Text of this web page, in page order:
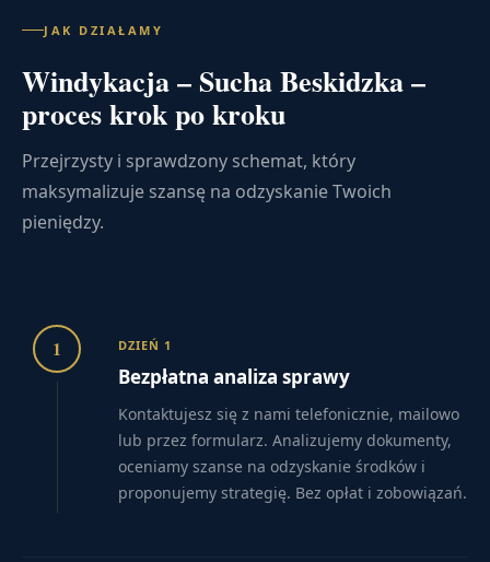
JAK DZIAŁAMY
Windykacja – Sucha Beskidzka –
proces krok po kroku
Przejrzysty i sprawdzony schemat, który
maksymalizuje szansę na odzyskanie Twoich
pieniędzy.
1 DZIEŃ 1
Bezpłatna analiza sprawy
Kontaktujesz się z nami telefonicznie, mailowo
lub przez formularz. Analizujemy dokumenty,
oceniamy szanse na odzyskanie środków i
proponujemy strategię. Bez opłat i zobowiązań.